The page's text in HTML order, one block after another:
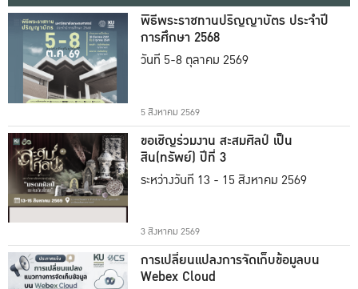
พิธีพระราชทานปริญญาบัตร ประจำปี
การศึกษา 2568
วันที่ 5-8 ตุลาคม 2569
5 สิงหาคม 2569
ขอเชิญร่วมงาน สะสมศิลป์ เป็น
สิน(ทรัพย์) ปีที่ 3
ระหว่างวันที่ 13 - 15 สิงหาคม 2569
3 สิงหาคม 2569
การเปลี่ยนแปลงการจัดเก็บข้อมูลบน
Webex Cloud